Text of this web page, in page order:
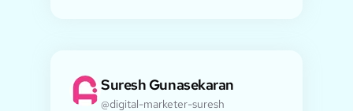
Suresh Gunasekaran
@digital-marketer-suresh